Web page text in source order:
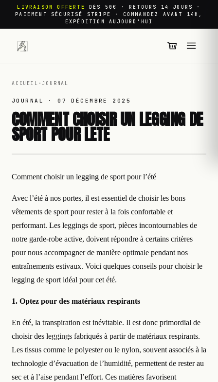
LIVRAISON OFFERTE
DÈS 50€ · RETOURS 14 JOURS ·
PAIEMENT SÉCURISÉ STRIPE · COMMANDEZ AVANT 14H,
EXPÉDITION AUJOURD'HUI
ACCUEIL ·JOURNAL
JOURNAL ·07 DÉCEMBRE 2025
COMMENT CHOISIR UN LEGGING DE
SPORT POUR LETE
Comment choisir un legging de sport pour l’été
Avec l’été à nos portes, il est essentiel de choisir les bons
vêtements de sport pour rester à la fois confortable et
performant. Les leggings de sport, pièces incontournables de
notre garde-robe active, doivent répondre à certains critères
pour nous accompagner de manière optimale pendant nos
entraînements estivaux. Voici quelques conseils pour choisir le
legging de sport idéal pour cet été.
1. Optez pour des matériaux respirants
En été, la transpiration est inévitable. Il est donc primordial de
choisir des leggings fabriqués à partir de matériaux respirants.
Les tissus comme le polyester ou le nylon, souvent associés à la
technologie d’évacuation de l’humidité, permettent de rester au
sec et à l’aise pendant l’effort. Ces matières favorisent